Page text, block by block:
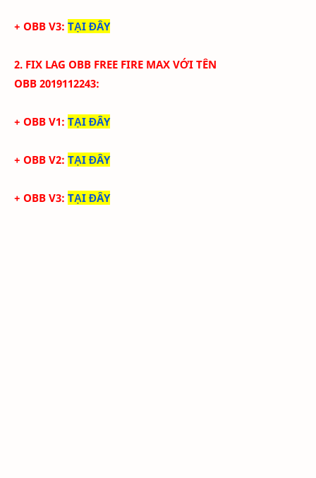
+ OBB V3: TẠI ĐÂY
2. FIX LAG OBB FREE FIRE MAX VỚI TÊN
OBB 2019112243:
+ OBB V1: TẠI ĐÂY
+ OBB V2: TẠI ĐÂY
+ OBB V3: TẠI ĐÂY